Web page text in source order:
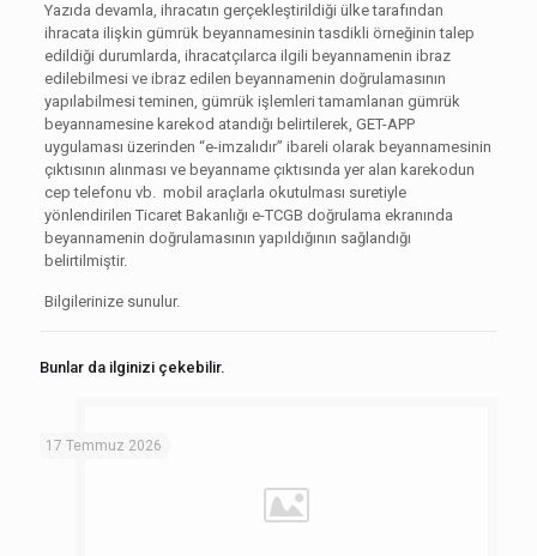
Yazıda devamla, ihracatın gerçekleştirildiği ülke tarafından
ihracata ilişkin gümrük beyannamesinin tasdikli örneğinin talep
edildiği durumlarda, ihracatçılarca ilgili beyannamenin ibraz
edilebilmesi ve ibraz edilen beyannamenin doğrulamasının
yapılabilmesi teminen, gümrük işlemleri tamamlanan gümrük
beyannamesine karekod atandığı belirtilerek, GET-APP
uygulaması üzerinden “e-imzalıdır” ibareli olarak beyannamesinin
çıktısının alınması ve beyanname çıktısında yer alan karekodun
cep telefonu vb. mobil araçlarla okutulması suretiyle
yönlendirilen Ticaret Bakanlığı e-TCGB doğrulama ekranında
beyannamenin doğrulamasının yapıldığının sağlandığı
belirtilmiştir.
Bilgilerinize sunulur.
Bunlar da ilginizi çekebilir.
17 Temmuz 2026